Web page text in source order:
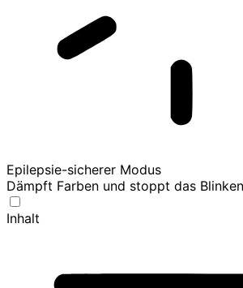
Epilepsie-sicherer Modus
Dämpft Farben und stoppt das Blinken
Inhalt